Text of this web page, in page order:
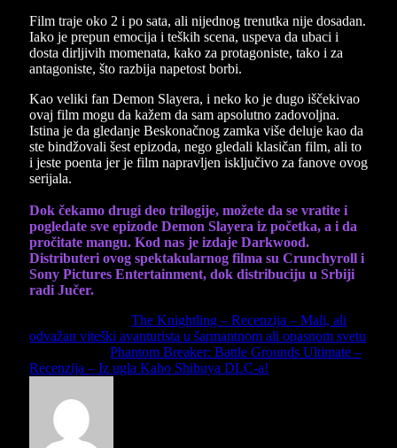
Film traje oko 2 i po sata, ali nijednog trenutka nije dosadan.
Iako je prepun emocija i teških scena, uspeva da ubaci i
dosta dirljivih momenata, kako za protagoniste, tako i za
antagoniste, što razbija napetost borbi.
Kao veliki fan Demon Slayera, i neko ko je dugo iščekivao
ovaj film mogu da kažem da sam apsolutno zadovoljna.
Istina je da gledanje Beskonačnog zamka više deluje kao da
ste bindžovali šest epizoda, nego gledali klasičan film, ali to
i jeste poenta jer je film napravljen isključivo za fanove ovog
serijala.
Dok čekamo drugi deo trilogije, možete da se vratite i
pogledate sve epizode Demon Slayera iz početka, a i da
pročitate mangu. Kod nas je izdaje Darkwood.
Distributeri ovog spektakularnog filma su Crunchyroll i
Sony Pictures Entertainment, dok distribuciju u Srbiji
radi Jučer.
The Knightling – Recenzija – Mali, ali
odvažan viteški avanturista u šarmantnom ali opasnom svetu
Phantom Breaker: Battle Grounds Ultimate –
Recenzija – Iz ugla Kaho Shibuya DLC-a!